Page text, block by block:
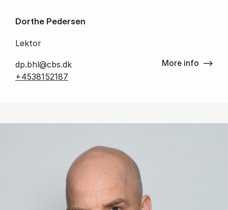
Dorthe Pedersen
Lektor
dp.bhl@cbs.dk
+4538152187
More info